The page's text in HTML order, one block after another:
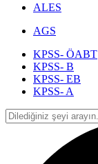
ALES
AGS
KPSS- ÖABT
KPSS- B
KPSS- EB
KPSS- A